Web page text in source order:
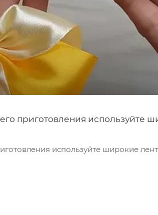
приготовления используйте
используйте широкие